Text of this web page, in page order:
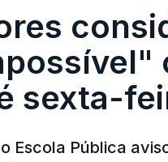
sexta-
Escola Pública